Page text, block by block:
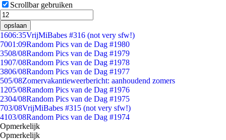
Scrollbar gebruiken
opslaan
1606:35VrijMiBabes #316 (not very sfw!)
7001:09Random Pics van de Dag #1980
3508/08Random Pics van de Dag #1979
1907/08Random Pics van de Dag #1978
3806/08Random Pics van de Dag #1977
505/08Zomervakantieweerbericht: aanhoudend zomers
1205/08Random Pics van de Dag #1976
2304/08Random Pics van de Dag #1975
703/08VrijMiBabes #315 (not very sfw!)
4103/08Random Pics van de Dag #1974
Opmerkelijk
Opmerkelijk